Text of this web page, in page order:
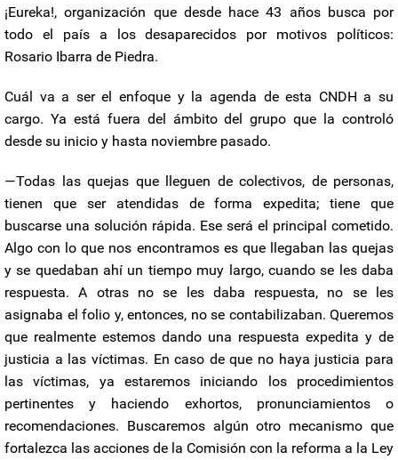
¡Eureka!, organización que desde hace 43 años busca por
todo el país a los desaparecidos por motivos políticos:
Rosario Ibarra de Piedra.
Cuál va a ser el enfoque y la agenda de esta CNDH a su
cargo. Ya está fuera del ámbito del grupo que la controló
desde su inicio y hasta noviembre pasado.
—Todas las quejas que lleguen de colectivos, de personas,
tienen que ser atendidas de forma expedita; tiene que
buscarse una solución rápida. Ese será el principal cometido.
Algo con lo que nos encontramos es que llegaban las quejas
y se quedaban ahí un tiempo muy largo, cuando se les daba
respuesta. A otras no se les daba respuesta, no se les
asignaba el folio y, entonces, no se contabilizaban. Queremos
que realmente estemos dando una respuesta expedita y de
justicia a las víctimas. En caso de que no haya justicia para
las víctimas, ya estaremos iniciando los procedimientos
pertinentes y haciendo exhortos, pronunciamientos o
recomendaciones. Buscaremos algún otro mecanismo que
fortalezca las acciones de la Comisión con la reforma a la Ley